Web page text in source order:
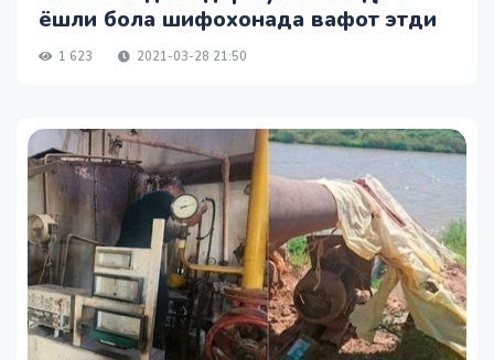
ёшли бола шифохонада вафот этди
1 623 2021-03-28 21:50